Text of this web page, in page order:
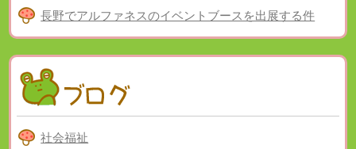
長野でアルファネスのイベントブースを出展する件
社会福祉